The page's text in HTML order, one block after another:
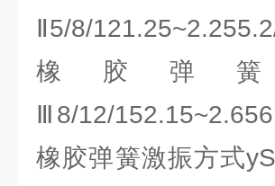
Ⅱ5/8/
橡胶弹簧
Ⅲ8/12/
橡胶弹簧激振方式